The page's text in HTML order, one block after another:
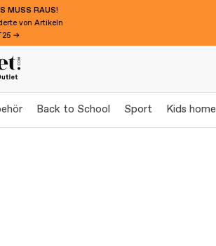
MUSS RAUS!
von Artikeln
→
Back to School Sport Kids home